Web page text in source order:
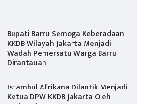
Bupati Barru Semoga Keberadaan
KKDB Wilayah Jakarta Menjadi
Wadah Pemersatu Warga Barru
Dirantauan
Istambul Afrikana Dilantik Menjadi
Ketua DPW KKDB Jakarta Oleh